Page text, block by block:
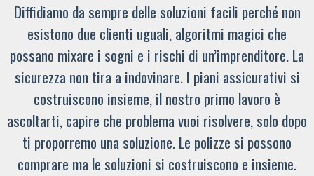
Diffidiamo da sempre delle soluzioni facili perché non
esistono due clienti uguali, algoritmi magici che
possano mixare i sogni e i rischi di un’imprenditore. La
sicurezza non tira a indovinare. I piani assicurativi si
costruiscono insieme, il nostro primo lavoro è
ascoltarti, capire che problema vuoi risolvere, solo dopo
ti proporremo una soluzione. Le polizze si possono
comprare ma le soluzioni si costruiscono e insieme.